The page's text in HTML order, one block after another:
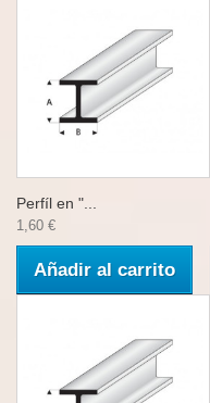
Perfíl en "...
1,60 €
Añadir al carrito